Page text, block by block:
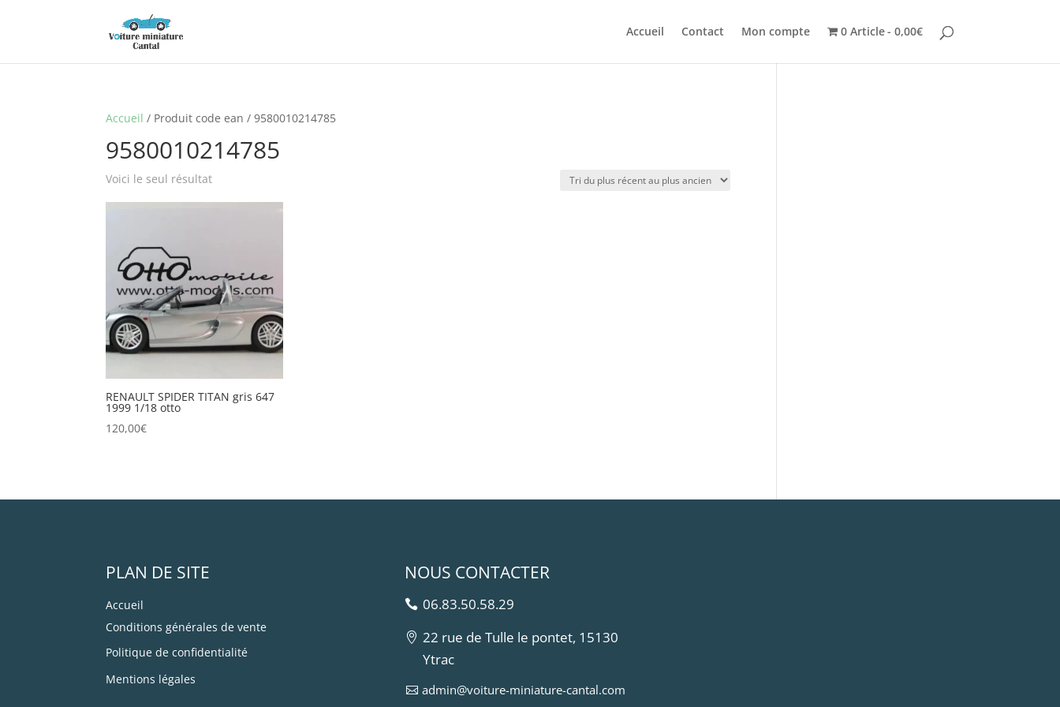
Accueil Contact Mon compte 0 Article 0,00€
Accueil / Produit code ean / 9580010214785
9580010214785
Voici le seul résultat
RENAULT SPIDER TITAN gris 647
1999 1/18 otto
120,00€
PLAN DE SITE
Accueil
Conditions générales de vente
Politique de confidentialité
Mentions légales
NOUS CONTACTER
06.83.50.58.29
22 rue de Tulle le pontet, 15130
Ytrac
admin@voiture-miniature-cantal.com